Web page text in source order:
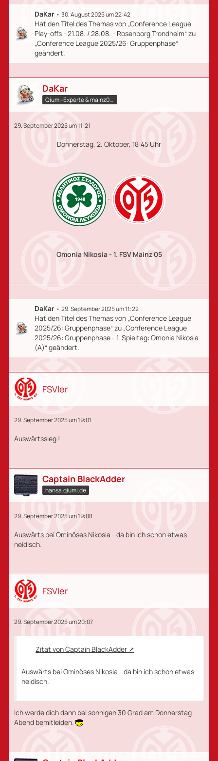
DaKar 30. August 2025 um 22:42
Hat den Titel des Themas von „Conference League
Play-offs - 21.08. / 28.08. - Rosenborg Trondheim“ zu
„Conference League 2025/26: Gruppenphase“
geändert.
DaKar
Qiumi-Experte​ & mainz05.qiumi.de
29. September 2025 um 11:21
Donnerstag, 2. Oktober, 18:45 Uhr
-
Omonia Nikosia - 1. FSV Mainz 05
DaKar 29. September 2025 um 11:22
Hat den Titel des Themas von „Conference League
2025/26: Gruppenphase“ zu „Conference League
2025/26: Gruppenphase - 1. Spieltag: Omonia Nikosia
(A)“ geändert.
FSVler
29. September 2025 um 19:01
Auswärtssieg !
Captain BlackAdder
hansa.qiumi.de
29. September 2025 um 19:08
Auswärts bei Ominöses Nikosia - da bin ich schon etwas
neidisch.
FSVler
29. September 2025 um 20:07
Zitat von Captain BlackAdder
Auswärts bei Ominöses Nikosia - da bin ich schon etwas
neidisch.
Ich werde dich dann bei sonnigen 30 Grad am Donnerstag
Abend bemitleiden.